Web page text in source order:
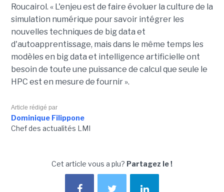
Roucairol. « L'enjeu est de faire évoluer la culture de la
simulation numérique pour savoir intégrer les
nouvelles techniques de big data et
d'autoapprentissage, mais dans le même temps les
modèles en big data et intelligence artificielle ont
besoin de toute une puissance de calcul que seule le
HPC est en mesure de fournir ».
Article rédigé par
Dominique Filippone
Chef des actualités LMI
Cet article vous a plu? Partagez le !